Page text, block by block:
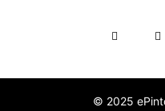
© 2025